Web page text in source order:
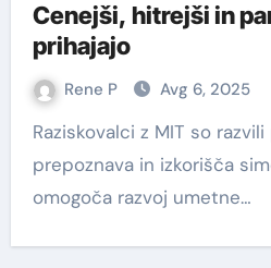
Cenejši, hitrejši in
prihajajo
Rene P Avg 6, 2025
Raziskovalci z MIT so razvili prebojni algoritem, ki
prepoznava in izkorišča
omogoča razvoj umetne…